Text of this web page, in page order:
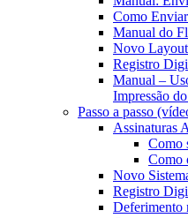
Como
Manual do
Novo
Registro
Manual –
Impressão
Passo a passo
Assinaturas
Como
Como
Novo
Registro
Deferimento